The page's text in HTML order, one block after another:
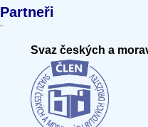
Partneři
Svaz českých a